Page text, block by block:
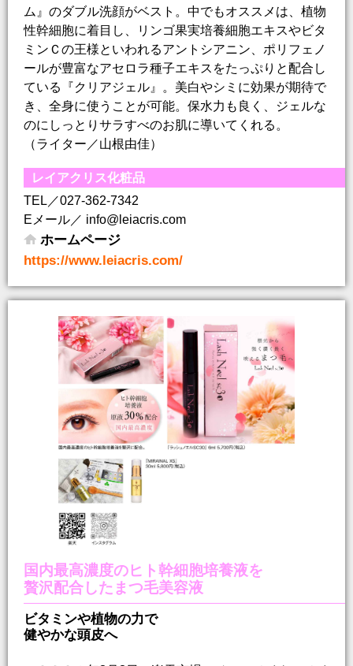
ム』のダブル洗顔がベスト。中でもオススメは、植物
性幹細胞に着目し、リンゴ果実培養細胞エキスやビタ
ミンＣの王様といわれるアントシアニン、ポリフェノ
ールが豊富なアセロラ種子エキスをたっぷりと配合し
ている『クリアジェル』。美白やシミに効果が期待で
き、全身に使うことが可能。保水力も良く、ジェルな
のにしっとりサラすべのお肌に導いてくれる。
（ライター／山根由佳）
レイアクリス化粧品
TEL／027-362-7342
Eメール／ info@leiacris.com
ホームページ
https://www.leiacris.com/
国内最高濃度のヒト幹細胞培養液を
贅沢配合したまつ毛美容液
ビタミンや植物の力で
健やかな頭皮へ